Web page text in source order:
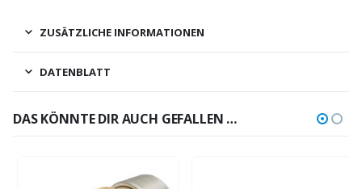
ZUSÄTZLICHE INFORMATIONEN
DATENBLATT
DAS KÖNNTE DIR AUCH GEFALLEN …